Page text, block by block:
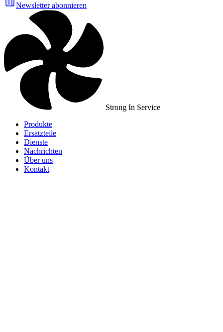
Newsletter abonnieren
Strong In Service
Produkte
Ersatzteile
Dienste
Nachrichten
Über uns
Kontakt